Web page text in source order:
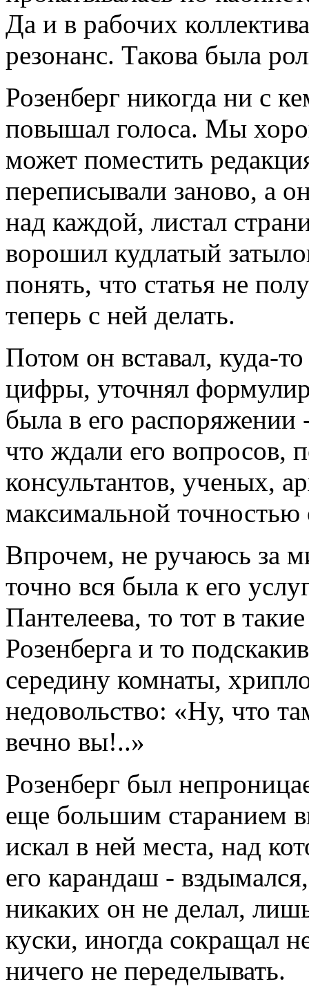
Да и в рабочих
резонанс. Такова была
Розенберг никогда ни с
повышал голоса. Мы
может поместить
переписывали заново, а
над каждой, листал
ворошил кудлатый
понять, что статья не
теперь с ней делать.
Потом он вставал, куда-
цифры, уточнял
была в его распоряжении
что ждали его вопросов,
консультантов, ученых,
максимальной точностью
Впрочем, не ручаюсь за
точно вся была к его
Пантелеева, то тот в
Розенберга и то
середину комнаты,
недовольство: «Ну, что
вечно вы!..»
Розенберг был
еще большим старанием
искал в ней места, над
его карандаш -
никаких он не делал,
куски, иногда сокращал
ничего не переделывать.